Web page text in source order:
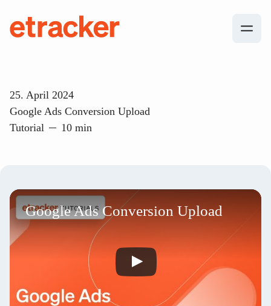
25. April 2024
Google Ads Conversion Upload
Tutorial
10 min
Google Ads Conversion Upload